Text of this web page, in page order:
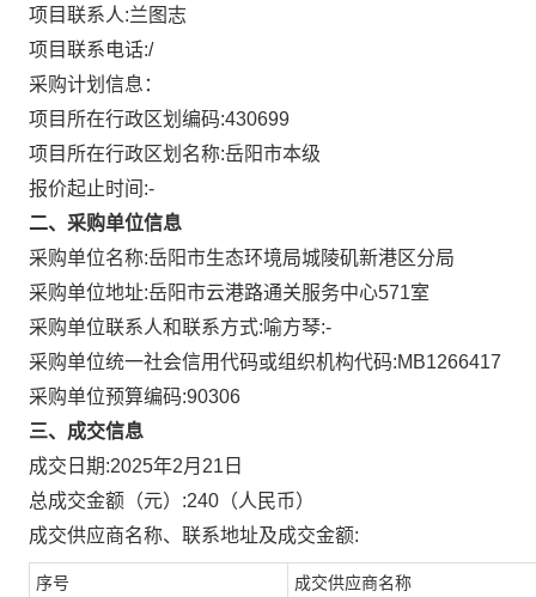
项目联系人:兰图志
项目联系电话:/
采购计划信息：
项目所在行政区划编码:430699
项目所在行政区划名称:岳阳市本级
报价起止时间:-
二、采购单位信息
采购单位名称:岳阳市生态环境局城陵矶新港区分局
采购单位地址:岳阳市云港路通关服务中心571室
采购单位联系人和联系方式:喻方琴:-
采购单位统一社会信用代码或组织机构代码:MB1266417
采购单位预算编码:90306
三、成交信息
成交日期:2025年2月21日
总成交金额（元）:240 （人民币）
成交供应商名称、联系地址及成交金额:
序号 成交供应商名称